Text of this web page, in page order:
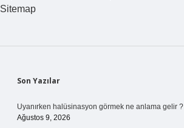
Sitemap
Sidebar
Son Yazılar
Uyanırken halüsinasyon görmek ne anlama gelir ?
Ağustos 9, 2026